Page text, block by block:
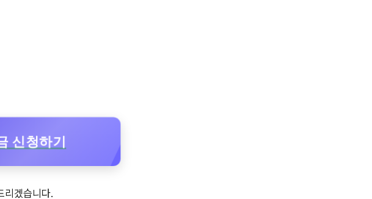
신청하기
리겠습니다.